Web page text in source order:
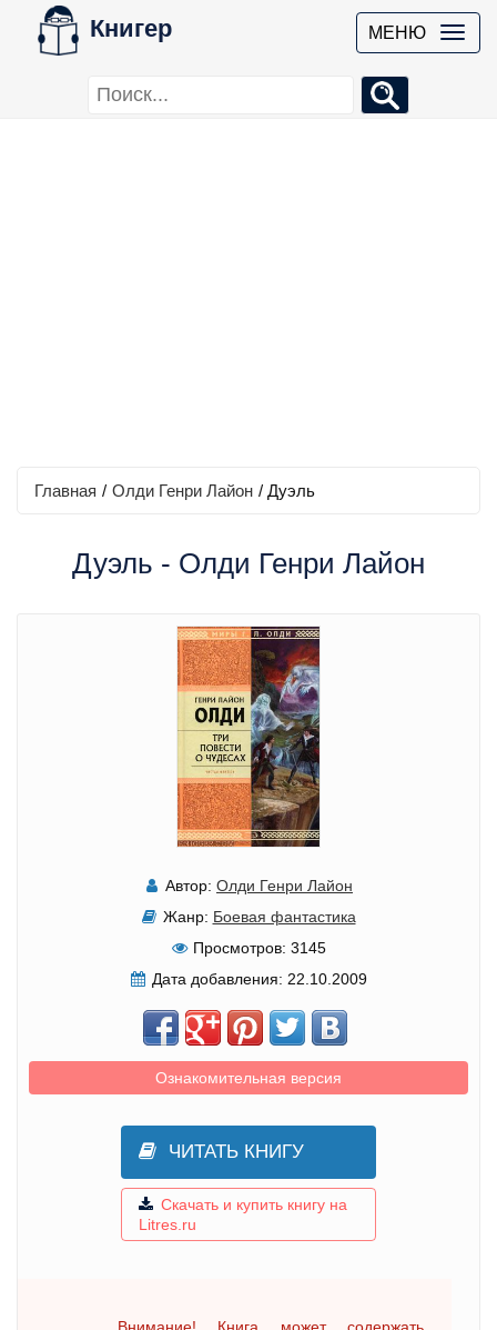
Книгер МЕНЮ
Главная / Олди Генри Лайон / Дуэль
Дуэль - Олди Генри Лайон
Автор: Олди Генри Лайон
Жанр: Боевая фантастика
Просмотров: 3145
Дата добавления: 22.10.2009
Ознакомительная версия
ЧИТАТЬ КНИГУ
Скачать и купить книгу на
Litres.ru